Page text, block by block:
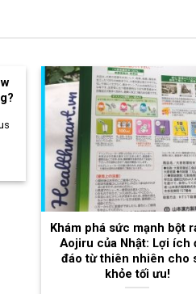
Khám phá sức mạnh bột
Aojiru của Nhật: Lợi ích
đáo từ thiên nhiên cho
khỏe tối ưu!